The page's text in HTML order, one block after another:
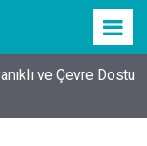
ve Çevre Dostu